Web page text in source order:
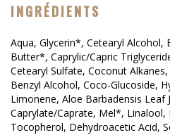
INGRÉDIENTS
Aqua, Glycerin*, Cetearyl Alcohol,
Butter*, Caprylic/Capric
Cetearyl Sulfate, Coconut
Benzyl Alcohol, Coco-Glucoside,
Limonene, Aloe Barbadensis Leaf
Caprylate/Caprate, Mel*, Linalool,
Tocopherol, Dehydroacetic Acid,